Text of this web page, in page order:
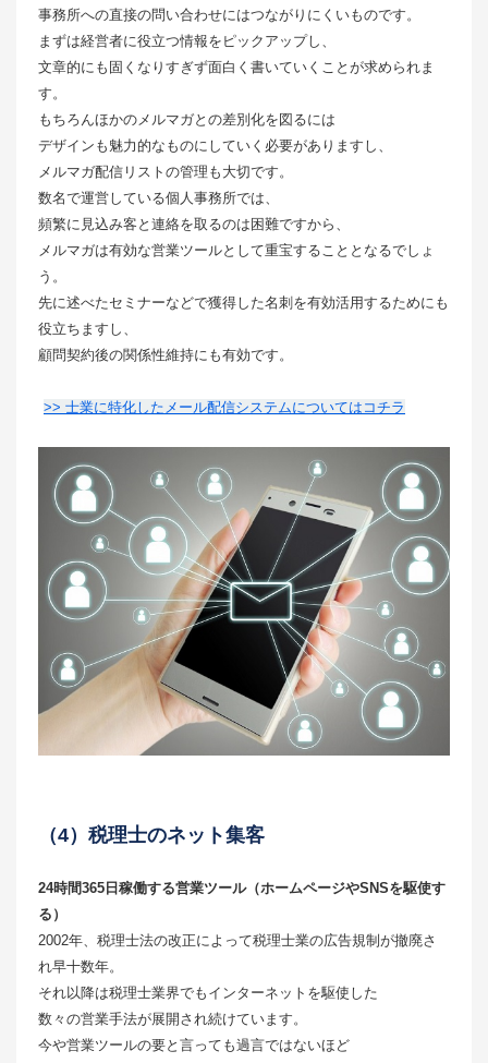
事務所への直接の問い合わせにはつながりにくいものです。
まずは経営者に役立つ情報をピックアップし、
文章的にも固くなりすぎず面白く書いていくことが求められま
す。
もちろんほかのメルマガとの差別化を図るには
デザインも魅力的なものにしていく必要がありますし、
メルマガ配信リストの管理も大切です。
数名で運営している個人事務所では、
頻繁に見込み客と連絡を取るのは困難ですから、
メルマガは有効な営業ツールとして重宝することとなるでしょ
う。
先に述べたセミナーなどで獲得した名刺を有効活用するためにも
役立ちますし、
顧問契約後の関係性維持にも有効です。
>> 士業に特化したメール配信システムについてはコチラ
（4）税理士のネット集客
24時間365日稼働する営業ツール（ホームページやSNSを駆使す
る）
2002年、税理士法の改正によって税理士業の広告規制が撤廃さ
れ早十数年。
それ以降は税理士業界でもインターネットを駆使した
数々の営業手法が展開され続けています。
今や営業ツールの要と言っても過言ではないほど